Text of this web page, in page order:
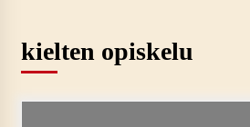
kielten opiskelu